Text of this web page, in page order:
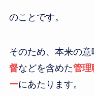
のことです。
そのため、本来の意
督などを含めた管理
ーにあたります。